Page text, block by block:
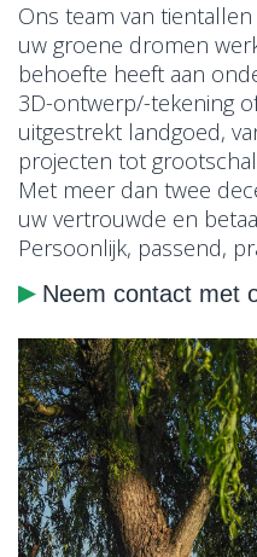
Ons team van
uw groene dromen
behoefte heeft aan
3D-ontwerp/-tekening
uitgestrekt landgoed,
projecten tot
Met meer dan twee
uw vertrouwde en
Persoonlijk, passend,
Neem contact met